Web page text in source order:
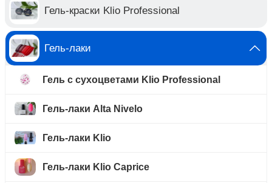
Гель-краски Klio Professional
Гель-лаки
Гель с сухоцветами Klio Professional
Гель-лаки Alta Nivelo
Гель-лаки Klio
Гель-лаки Klio Caprice